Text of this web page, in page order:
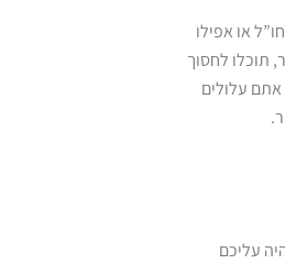
או אפילו
תוכלו לחסוך
עלולים
עליכם